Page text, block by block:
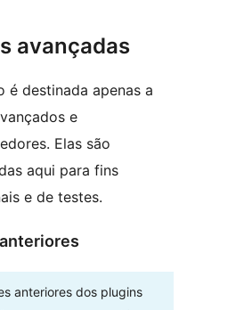
avançadas
é destinada apenas a
e
Elas são
aqui para fins
e de testes.
anteriores dos plugins